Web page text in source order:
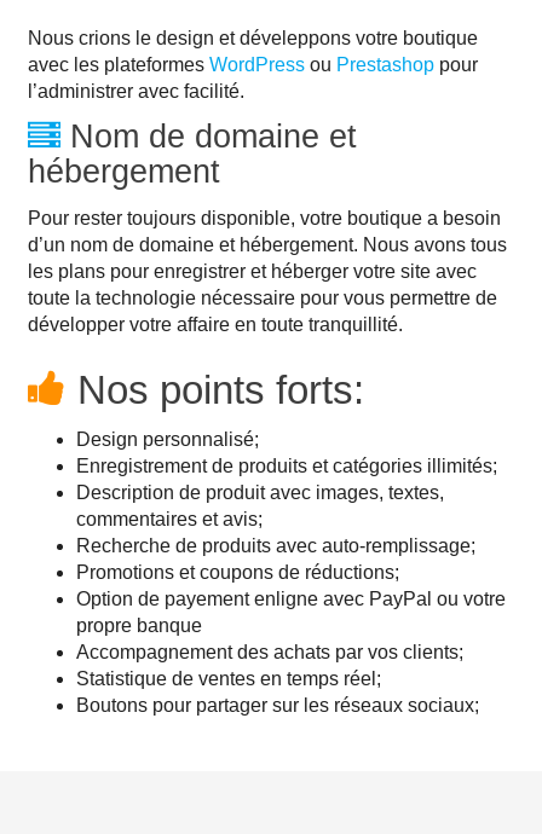
Nous crions le design et déveleppons votre boutique
avec les plateformes WordPress ou Prestashop pour
l’administrer avec facilité.
Nom de domaine et
hébergement
Pour rester toujours disponible, votre boutique a besoin
d’un nom de domaine et hébergement. Nous avons tous
les plans pour enregistrer et héberger votre site avec
toute la technologie nécessaire pour vous permettre de
développer votre affaire en toute tranquillité.
Nos points forts:
Design personnalisé;
Enregistrement de produits et catégories illimités;
Description de produit avec images, textes,
commentaires et avis;
Recherche de produits avec auto-remplissage;
Promotions et coupons de réductions;
Option de payement enligne avec PayPal ou votre
propre banque
Accompagnement des achats par vos clients;
Statistique de ventes en temps réel;
Boutons pour partager sur les réseaux sociaux;